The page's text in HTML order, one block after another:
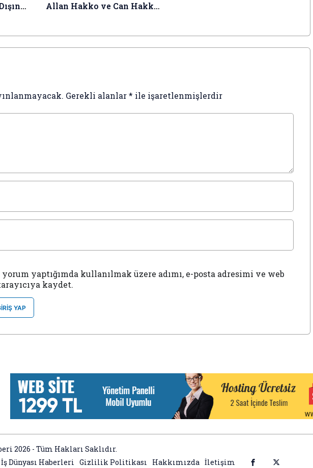
Allan Hakko ve Can Hakko,
Gerekli alanlar* ile işaretlenmişlerdir
yaptığımda kullanılmak üzere adımı, e-posta adresimi ve web
kaydet.
YAP
2026 - Tüm Hakları Saklıdır.
İş Dünyası Haberleri Gizlilik Politikası Hakkımızda İletişim